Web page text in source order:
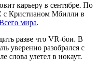
карьеру в сентябре. По
с Кристианом Мбилли в
мира.
разве что VR-бои. В
уверенно разобрался с
слова улетел в нокаут.